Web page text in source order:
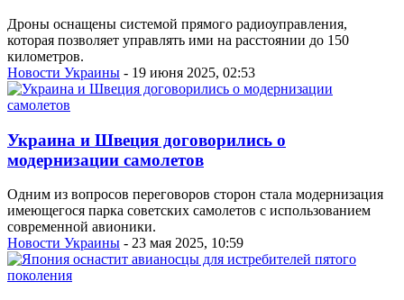
Дроны оснащены системой прямого радиоуправления,
которая позволяет управлять ими на расстоянии до 150
километров.
Новости Украины - 19 июня 2025, 02:53
Украина и Швеция договорились о
модернизации самолетов
Одним из вопросов переговоров сторон стала модернизация
имеющегося парка советских самолетов с использованием
современной авионики.
Новости Украины - 23 мая 2025, 10:59